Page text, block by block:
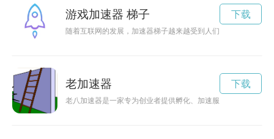
游戏加速器 梯子
随着互联网的发展，加速器梯子越来越受到人们的关注，但是
下载
老加速器
老八加速器是一家专为创业者提供孵化、加速服务的机构，通
下载